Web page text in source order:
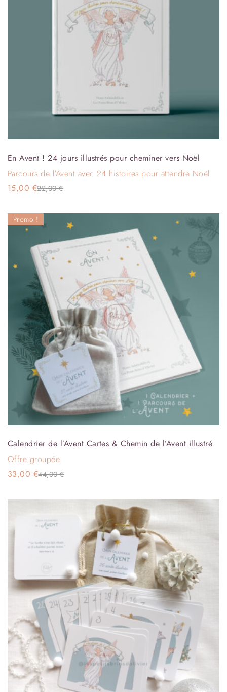
En Avent ! 24 jours illustrés pour cheminer vers Noël
Parcours de l'Avent avec 24 histoires pour attendre Noël
22,00€
15,00 €
Promo !
Calendrier de l’Avent Cartes & Chemin de l’Avent illustré
Offre groupée
44,00€
33,00 €